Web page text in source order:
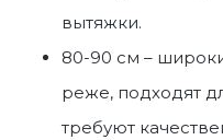
вытяжки.
80-90 см –
реже, подходят
требуют